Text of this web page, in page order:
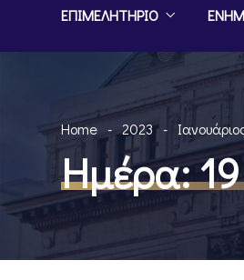
ΕΠΙΜΕΛΗΤΗΡΙΟ
Home 2023
Ημέρα: